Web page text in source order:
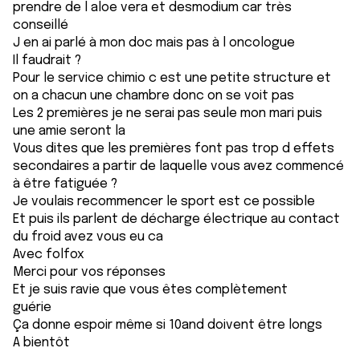
prendre de l aloe vera et desmodium car très
conseillé
J en ai parlé à mon doc mais pas à l oncologue
Il faudrait ?
Pour le service chimio c est une petite structure et
on a chacun une chambre donc on se voit pas
Les 2 premières je ne serai pas seule mon mari puis
une amie seront la
Vous dites que les premières font pas trop d effets
secondaires a partir de laquelle vous avez commencé
à être fatiguée ?
Je voulais recommencer le sport est ce possible
Et puis ils parlent de décharge électrique au contact
du froid avez vous eu ca
Avec folfox
Merci pour vos réponses
Et je suis ravie que vous êtes complètement
guérie
Ça donne espoir même si 10and doivent être longs
A bientôt